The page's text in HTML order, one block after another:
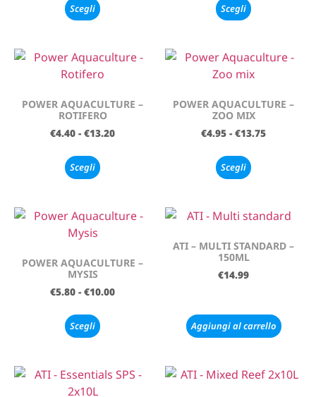
Scegli Scegli
POWER AQUACULTURE –
ROTIFERO
€4.40 - €13.20
Scegli
POWER AQUACULTURE –
ZOO MIX
€4.95 - €13.75
Scegli
POWER AQUACULTURE –
MYSIS
€5.80 - €10.00
Scegli
ATI – MULTI STANDARD –
150ML
€14.99
Aggiungi al carrello